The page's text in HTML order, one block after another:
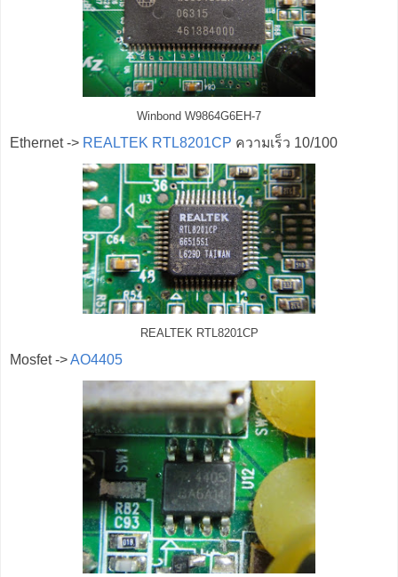
Winbond W9864G6EH-7
Ethernet -> REALTEK RTL8201CP ความเร็ว 10/100
REALTEK RTL8201CP
Mosfet ->AO4405